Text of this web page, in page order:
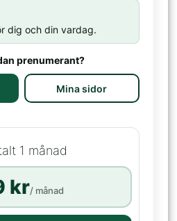
dig och din vardag.
prenumerant?
Mina sidor
1 månad
kr/ månad